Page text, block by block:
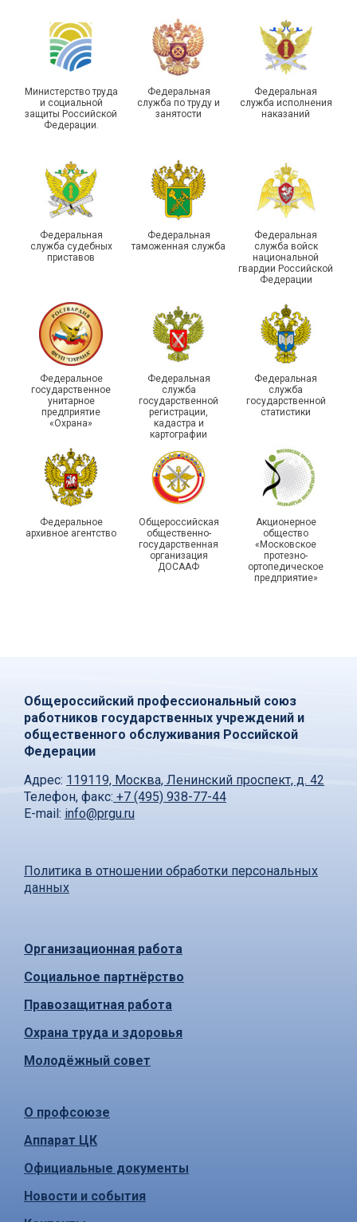
Самарской области
области
Единство традиций и сила
организаций ГУФСИН
России по Пермскому
краю приняли участие в
туристическом слете
215-й юбилей
государственной
статистики отметили в
Республике Саха (Якутия)
Храбрым детям – добрые
подарки
Министерство труда
и социальной
защиты Российской
Федерации.
Федеральная
служба по труду и
занятости
Федеральная
служба исполнения
наказаний
Федеральная
служба судебных
приставов
Федеральная
таможенная служба
Федеральная
служба войск
национальной
гвардии Российской
Федерации
Федеральное
государственное
унитарное
предприятие
«Охрана»
Федеральная
служба
государственной
регистрации,
кадастра и
картографии
Федеральная
служба
государственной
статистики
Федеральное
архивное агентство
Общероссийская
общественно-
государственная
организация
ДОСААФ
Акционерное
общество
«Московское
протезно-
ортопедическое
предприятие»
Общероссийский профессиональный союз
работников государственных учреждений и
общественного обслуживания Российской
Федерации
Адрес: 119119, Москва, Ленинский проспект, д. 42
Телефон, факс: +7 (495) 938-77-44
E-mail: info@prgu.ru
Политика в отношении обработки персональных
данных
Организационная работа
Социальное партнёрство
Правозащитная работа
Охрана труда и здоровья
Молодёжный совет
О профсоюзе
Аппарат ЦК
Официальные документы
Новости и события